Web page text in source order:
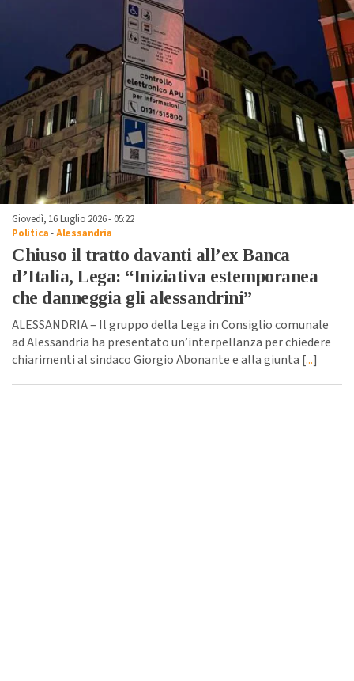
Giovedì, 16 Luglio 2026 - 05:22
Politica-Alessandria
Chiuso il tratto davanti all’ex Banca
d’Italia, Lega: “Iniziativa estemporanea
che danneggia gli alessandrini”
ALESSANDRIA – Il gruppo della Lega in Consiglio comunale
ad Alessandria ha presentato un’interpellanza per chiedere
chiarimenti al sindaco Giorgio Abonante e alla giunta [...]